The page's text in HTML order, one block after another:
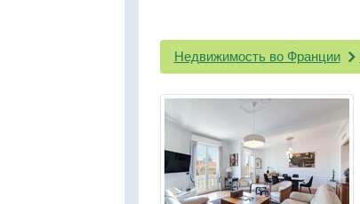
Недвижимость во Франции